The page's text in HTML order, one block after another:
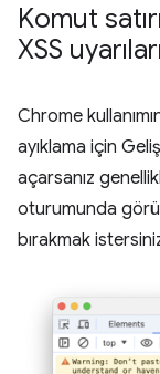
Komut
XSS
Chrome
ayıklama için
açarsanız
oturumunda
bırakmak